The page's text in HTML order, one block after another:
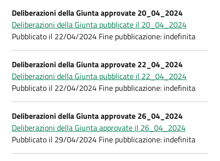
Deliberazioni della Giunta approvate 20_04_2024
Deliberazioni della Giunta pubblicate il 20_04_2024
Pubblicato il 22/04/2024 Fine pubblicazione: indefinita
Deliberazioni della Giunta approvate 22_04_2024
Deliberazioni della Giunta pubblicate il 22_04_2024
Pubblicato il 22/04/2024 Fine pubblicazione: indefinita
Deliberazioni della Giunta approvate 26_04_2024
Deliberazioni della Giunta approvate il 26_04_2024
Pubblicato il 29/04/2024 Fine pubblicazione: indefinita